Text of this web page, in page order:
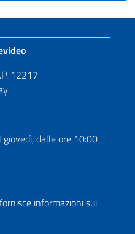
12217
giovedì, dalle ore 10:00
informazioni sui